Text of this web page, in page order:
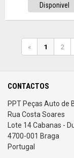
Disponivel
« 1 2
CONTACTOS
PPT Peças Auto de
Rua Costa Soares
Lote 14 Cabanas -
4700-001 Braga
Portugal